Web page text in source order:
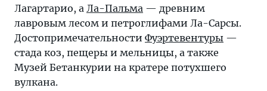
Лагартарио, а Ла-Пальма — древним
лавровым лесом и петроглифами Ла-Сарсы.
Достопримечательности Фуэртевентуры —
стада коз, пещеры и мельницы, а также
Музей Бетанкурии на кратере потухшего
вулкана.